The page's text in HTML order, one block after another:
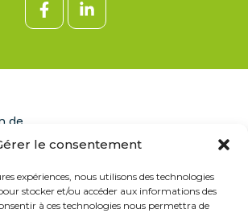
le consentement
expériences, nous utilisons des technologies
stocker et/ou accéder aux informations des
à ces technologies nous permettra de
de